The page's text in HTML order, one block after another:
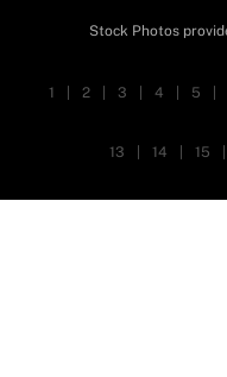
Stock Photos
1 2 3 4 5
13 14 15